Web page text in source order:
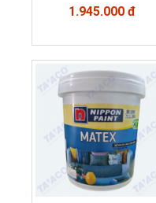
1.945.000 đ